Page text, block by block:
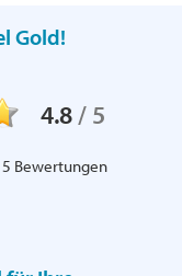
Gold!
4.8/ 5
Bewertungen